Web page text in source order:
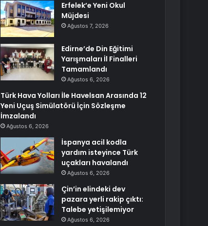
Erfelek’e Yeni Okul
Müjdesi
Ağustos 7, 2026
Edirne’de Din Eğitimi
Yarışmaları İl Finalleri
Tamamlandı
Ağustos 6, 2026
Türk Hava Yolları İle Havelsan Arasında 12
Yeni Uçuş Simülatörü İçin Sözleşme
İmzalandı
Ağustos 6, 2026
İspanya acil kodla
yardım isteyince Türk
uçakları havalandı
Ağustos 6, 2026
Çin’in elindeki dev
pazara yerli rakip çıktı:
Talebe yetişilemiyor
Ağustos 6, 2026